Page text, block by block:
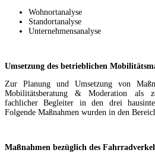
Wohnortanalyse
Standortanalyse
Unternehmensanalyse
Umsetzung des betrieblichen
Zur Planung und Umsetzung von
Mobilitätsberatung & Moderation als
fachlicher Begleiter in den drei
Folgende Maßnahmen wurden in den
Maßnahmen bezüglich des